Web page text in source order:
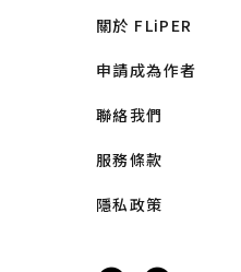
關於 FLiPER
申請成為作者
聯絡我們
服務條款
隱私政策